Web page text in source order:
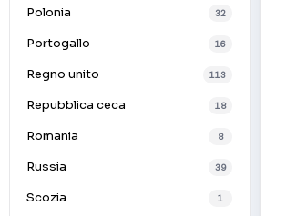
Polonia 32
Portogallo 16
Regno unito 113
Repubblica ceca 18
Romania 8
Russia 39
Scozia 1